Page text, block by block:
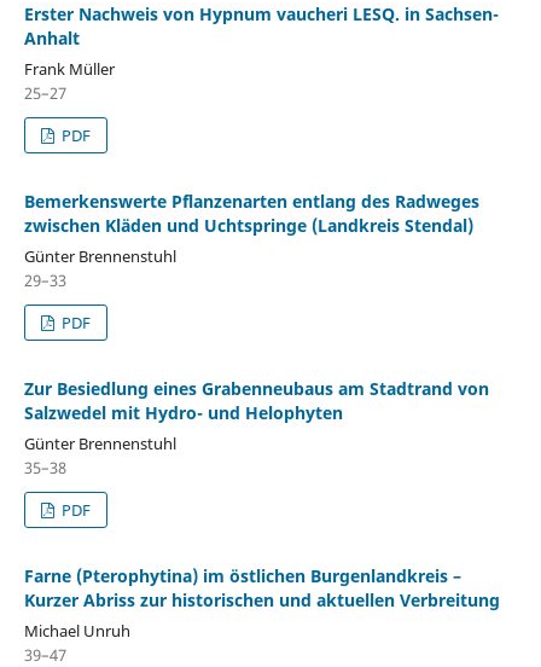
Erster Nachweis von Hypnum vaucheri LESQ. in Sachsen-
Anhalt
Frank Müller
25–27
PDF
Bemerkenswerte Pflanzenarten entlang des Radweges
zwischen Kläden und Uchtspringe (Landkreis Stendal)
Günter Brennenstuhl
29–33
PDF
Zur Besiedlung eines Grabenneubaus am Stadtrand von
Salzwedel mit Hydro- und Helophyten
Günter Brennenstuhl
35–38
PDF
Farne (Pterophytina) im östlichen Burgenlandkreis –
Kurzer Abriss zur historischen und aktuellen Verbreitung
Michael Unruh
39–47